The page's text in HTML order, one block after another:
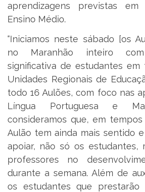
aprendizagens previstas
Ensino Médio.
“Iniciamos neste sábado [os
no Maranhão inteiro
significativa de estudantes em
Unidades Regionais de
todo 16 Aulões, com foco nas
Língua Portuguesa e
consideramos que, em
Aulão tem ainda mais sentido
apoiar, não só os estudantes,
professores no
durante a semana. Além de
os estudantes que prestarão